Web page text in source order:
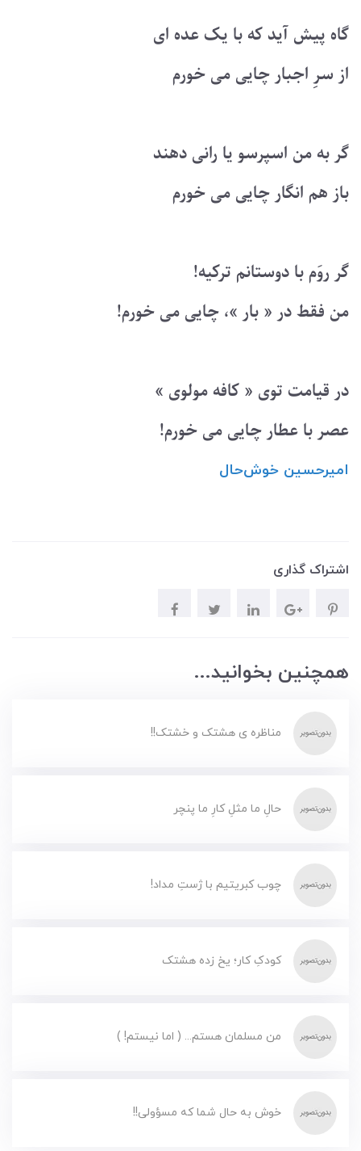
گاه پیش آید که با یک عده ای
از سرِ اجبار چایی می خورم
گر به من اسپرسو یا رانی دهند
باز هم انگار چایی می خورم
گر روَم با دوستانم ترکیه!
من فقط در « بار »، چایی می خورم!
در قیامت توی « کافه مولوی »
عصر با عطار چایی می خورم!
امیرحسین ‌خوش‌حال
اشتراک گذاری
همچنین بخوانید...
مناظره ی هشتک و خشتک!!
حالِ ما مثلِ کارِ ما پنچر
چوب کبریتیم با ژستِ مداد!
کودکِ کار؛ یخ زده هشتک
من مسلمان هستم... ( اما نیستم! )
خوش به حال شما که مسؤولی!!